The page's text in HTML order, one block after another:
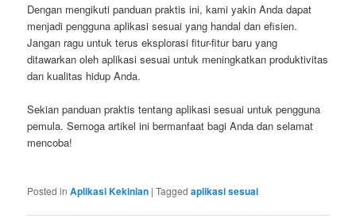
Dengan mengikuti panduan praktis ini, kami yakin Anda dapat
menjadi pengguna aplikasi sesuai yang handal dan efisien.
Jangan ragu untuk terus eksplorasi fitur-fitur baru yang
ditawarkan oleh aplikasi sesuai untuk meningkatkan produktivitas
dan kualitas hidup Anda.
Sekian panduan praktis tentang aplikasi sesuai untuk pengguna
pemula. Semoga artikel ini bermanfaat bagi Anda dan selamat
mencoba!
Posted in Aplikasi Kekinian |Tagged aplikasi sesuai